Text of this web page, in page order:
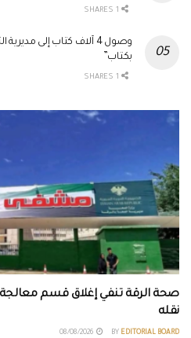
وصول 4 آلاف كتاب إلى
بكتاب”
صحة الرقة تنفي إغلاق قسم
نقله
BY EDITORIAL BOARD